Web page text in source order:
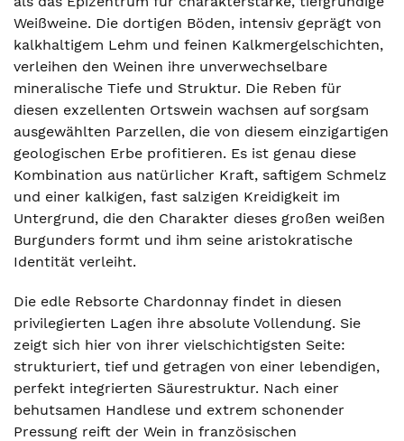
Weißweine. Die dortigen Böden, intensiv geprägt von
kalkhaltigem Lehm und feinen Kalkmergelschichten,
verleihen den Weinen ihre unverwechselbare
mineralische Tiefe und Struktur. Die Reben für
diesen exzellenten Ortswein wachsen auf sorgsam
ausgewählten Parzellen, die von diesem einzigartigen
geologischen Erbe profitieren. Es ist genau diese
Kombination aus natürlicher Kraft, saftigem Schmelz
und einer kalkigen, fast salzigen Kreidigkeit im
Untergrund, die den Charakter dieses großen weißen
Burgunders formt und ihm seine aristokratische
Identität verleiht.
Die edle Rebsorte Chardonnay findet in diesen
privilegierten Lagen ihre absolute Vollendung. Sie
zeigt sich hier von ihrer vielschichtigsten Seite:
strukturiert, tief und getragen von einer lebendigen,
perfekt integrierten Säurestruktur. Nach einer
behutsamen Handlese und extrem schonender
Pressung reift der Wein in französischen